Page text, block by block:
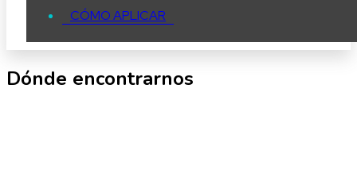
CÓMO APLICAR
Dónde encontrarnos